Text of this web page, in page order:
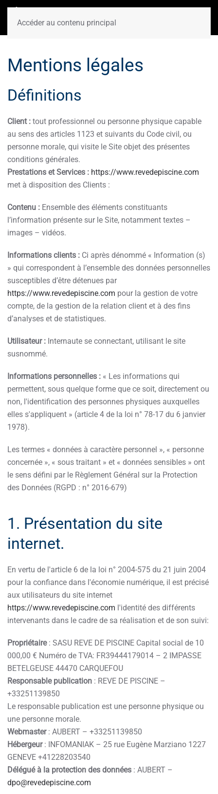
Accéder au contenu principal
Mentions légales
Définitions
Client : tout professionnel ou personne physique capable
au sens des articles 1123 et suivants du Code civil, ou
personne morale, qui visite le Site objet des présentes
conditions générales.
Prestations et Services : https://www.revedepiscine.com
met à disposition des Clients :
Contenu : Ensemble des éléments constituants
l’information présente sur le Site, notamment textes –
images – vidéos.
Informations clients : Ci après dénommé « Information (s)
» qui correspondent à l’ensemble des données personnelles
susceptibles d’être détenues par
https://www.revedepiscine.com pour la gestion de votre
compte, de la gestion de la relation client et à des fins
d’analyses et de statistiques.
Utilisateur : Internaute se connectant, utilisant le site
susnommé.
Informations personnelles : « Les informations qui
permettent, sous quelque forme que ce soit, directement ou
non, l'identification des personnes physiques auxquelles
elles s'appliquent » (article 4 de la loi n° 78-17 du 6 janvier
1978).
Les termes « données à caractère personnel », « personne
concernée », « sous traitant » et « données sensibles » ont
le sens défini par le Règlement Général sur la Protection
des Données (RGPD : n° 2016-679)
1. Présentation du site
internet.
En vertu de l'article 6 de la loi n° 2004-575 du 21 juin 2004
pour la confiance dans l'économie numérique, il est précisé
aux utilisateurs du site internet
https://www.revedepiscine.com l'identité des différents
intervenants dans le cadre de sa réalisation et de son suivi:
Propriétaire: SASU REVE DE PISCINE Capital social de 10
000,00 € Numéro de TVA: FR39444179014 – 2 IMPASSE
BETELGEUSE 44470 CARQUEFOU
Responsable publication : REVE DE PISCINE –
+33251139850
Le responsable publication est une personne physique ou
une personne morale.
Webmaster: AUBERT – +33251139850
Hébergeur: INFOMANIAK – 25 rue Eugène Marziano 1227
GENEVE +41228203540
Délégué à la protection des données : AUBERT –
dpo@revedepiscine.com